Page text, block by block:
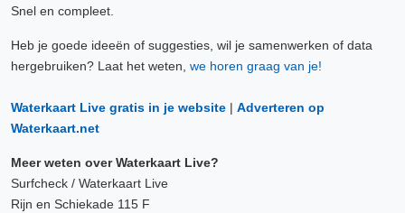
Snel en compleet.
Heb je goede ideeën of suggesties, wil je samenwerken of data
hergebruiken? Laat het weten, we horen graag van je!
Waterkaart Live gratis in je website | Adverteren op
Waterkaart.net
Meer weten over Waterkaart Live?
Surfcheck / Waterkaart Live
Rijn en Schiekade 115 F